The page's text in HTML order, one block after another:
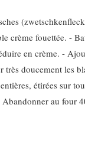
crème fouettée. -
en crème. -
doucement les
étirées sur
au four